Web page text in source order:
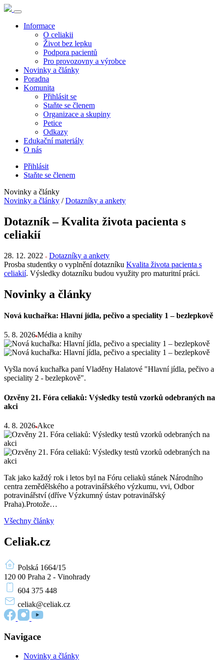
Informace
O celiakii
Život bez lepku
Podpora pacientů
Pro provozovny a výrobce
Novinky a články
Poradna
Komunita
Přihlásit se
Staňte se členem
Organizace a skupiny
Petice
Odkazy
Edukační materiály
O nás
Přihlásit
Staňte se členem
Novinky a články
Novinky a články / Dotazníky a ankety
Dotazník – Kvalita života pacienta s
celiakií
28. 12. 2022
Dotazníky a ankety
Prosba studentky o vyplnění dotazníku Kvalita života pacienta s
celiakií. Výsledky dotazníku budou využity pro maturitní práci.
Novinky a články
Nová kuchařka: Hlavní jídla, pečivo a speciality 1 – bezlepkově
5. 8. 2026 Média a knihy
Vyšla nová kuchařka paní Vladěny Halatové "Hlavní jídla, pečivo a
speciality 2 - bezlepkově".
Ozvěny 21. Fóra celiaků: Výsledky testů vzorků odebraných na
akci
4. 8. 2026 Akce
Tak jako každý rok i letos byl na Fóru celiaků stánek Národního
centra zemědělského a potravinářského výzkumu, vvi, Odbor
potravinářství (dříve Výzkumný ústav potravinářský
Praha).Protože…
Všechny články
Celiak.cz
Polská 1664/15
120 00 Praha 2 - Vinohrady
604 375 448
celiak@celiak.cz
Navigace
Novinky a články